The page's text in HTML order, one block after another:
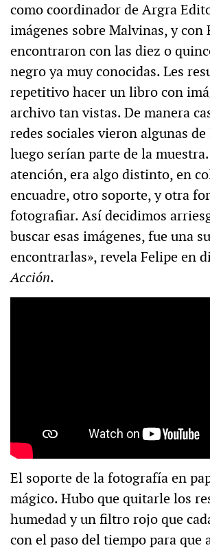
como coordinador de Argra
imágenes sobre Malvinas, y con
encontraron con las diez o
negro ya muy conocidas. Les
repetitivo hacer un libro con
archivo tan vistas. De manera
redes sociales vieron algunas
luego serían parte de la
atención, era algo distinto, en
encuadre, otro soporte, y otra
fotografiar. Así decidimos
buscar esas imágenes, fue una
encontrarlas», revela Felipe en
Acción.
El soporte de la fotografía en
mágico. Hubo que quitarle los
humedad y un filtro rojo que
con el paso del tiempo para que